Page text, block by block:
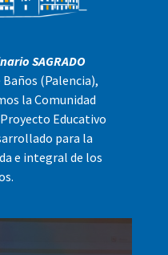
SAGRADO
Baños (Palencia),
la Comunidad
Educativo
para la
e integral de los